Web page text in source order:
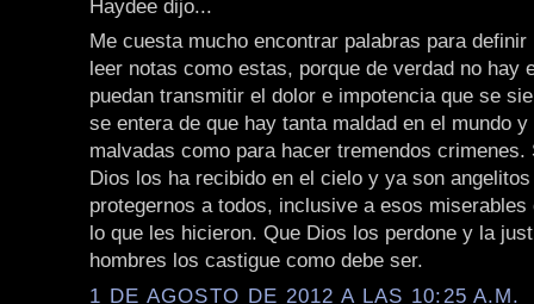
Haydee dijo...
Me cuesta mucho encontrar palabras para
leer notas como estas, porque de verdad no hay
puedan transmitir el dolor e impotencia que se
se entera de que hay tanta maldad en el mundo
malvadas como para hacer tremendos crimenes.
Dios los ha recibido en el cielo y ya son
protegernos a todos, inclusive a esos miserables
lo que les hicieron. Que Dios los perdone y la
hombres los castigue como debe ser.
1 DE AGOSTO DE 2012 A LAS 10:25 A.M.